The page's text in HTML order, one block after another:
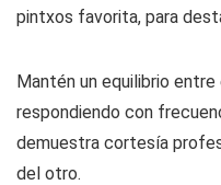
pintxos favorita, para
Mantén un equilibrio
respondiendo con
demuestra cortesía
del otro.